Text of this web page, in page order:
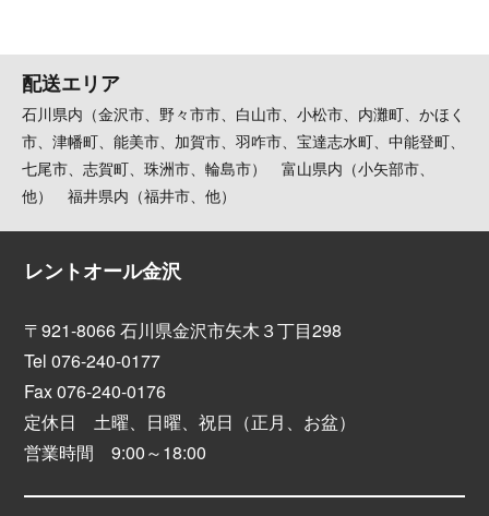
配送エリア
石川県内（金沢市、野々市市、白山市、小松市、内灘町、かほく
市、津幡町、能美市、加賀市、羽咋市、宝達志水町、中能登町、
七尾市、志賀町、珠洲市、輪島市） 富山県内（小矢部市、
他） 福井県内（福井市、他）
レントオール金沢
〒921-8066 石川県金沢市矢木３丁目298
Tel 076-240-0177
Fax 076-240-0176
定休日 土曜、日曜、祝日（正月、お盆）
営業時間 9:00～18:00